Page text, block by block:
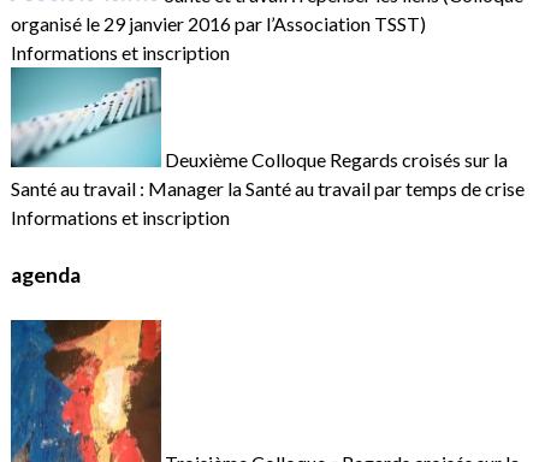
organisé le 29 janvier 2016 par l’Association TSST)
Informations et inscription
Deuxième Colloque Regards croisés sur la
Santé au travail : Manager la Santé au travail par temps de crise
Informations et inscription
agenda